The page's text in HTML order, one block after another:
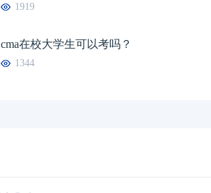
1919
cma在校大学生可以考吗？
1344